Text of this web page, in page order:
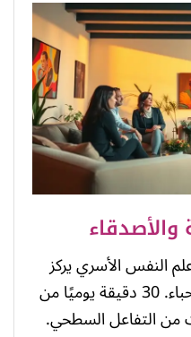
النفس الأسري يركز
مع الأحباء. 30 دقيقة يوميًا من
من التفاعل السطحي.